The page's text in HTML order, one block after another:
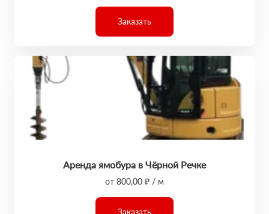
Заказать
Аренда ямобура в Чёрной Речке
от 800,00 ₽ / м
Заказать